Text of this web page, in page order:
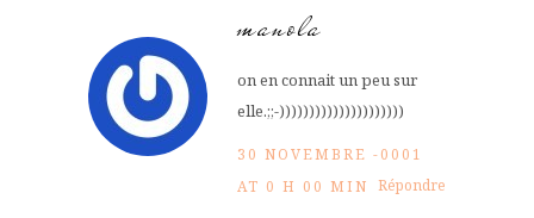
manola
on en connait un peu sur
elle.;;-)))))))))))))))))))))
30 NOVEMBRE -0001
AT 0 H 00 MIN Répondre